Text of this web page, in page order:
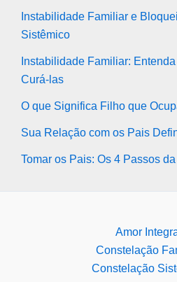
Instabilidade Familiar e
Sistêmico
Instabilidade Familiar:
Curá-las
O que Significa Filho que
Sua Relação com os Pais
Tomar os Pais: Os 4 Passos
Amor
Constelação
Constelação